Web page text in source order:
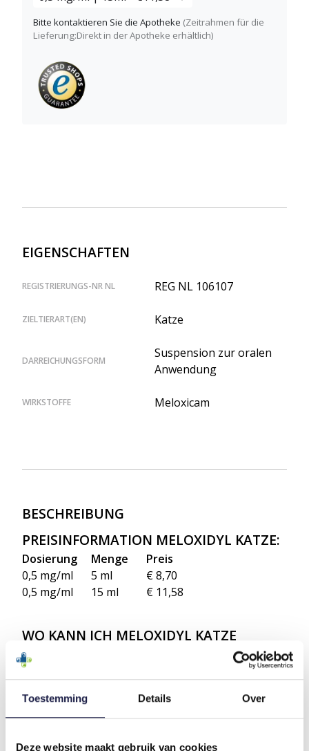
Toestemming Details Over
Deze website maakt gebruik van cookies
Bitte kontaktieren Sie die Apotheke (Zeitrahmen für die
Lieferung:Direkt in der Apotheke erhältlich)
EIGENSCHAFTEN
REGISTRIERUNGS-NR NL REG NL 106107
ZIELTIERART(EN) Katze
DARREICHUNGSFORM
Suspension zur oralen
Anwendung
WIRKSTOFFE Meloxicam
BESCHREIBUNG
PREISINFORMATION MELOXIDYL KATZE:
Dosierung Menge
Preis
0,5 mg/ml
5 ml
€ 8,70
0,5 mg/ml
15 ml € 11,58
WO KANN ICH MELOXIDYL KATZE
KAUFEN?
Bestimmte Kategorien verschreibungspflichtiger
Tierarzneimittel dürfen rechtmäßig nicht direkt
über eine Website verkauft werden. Sie können
aber das Medikament in der Apotheke kaufen.
Originalrezepts anapotheek@diermedicatie.nl